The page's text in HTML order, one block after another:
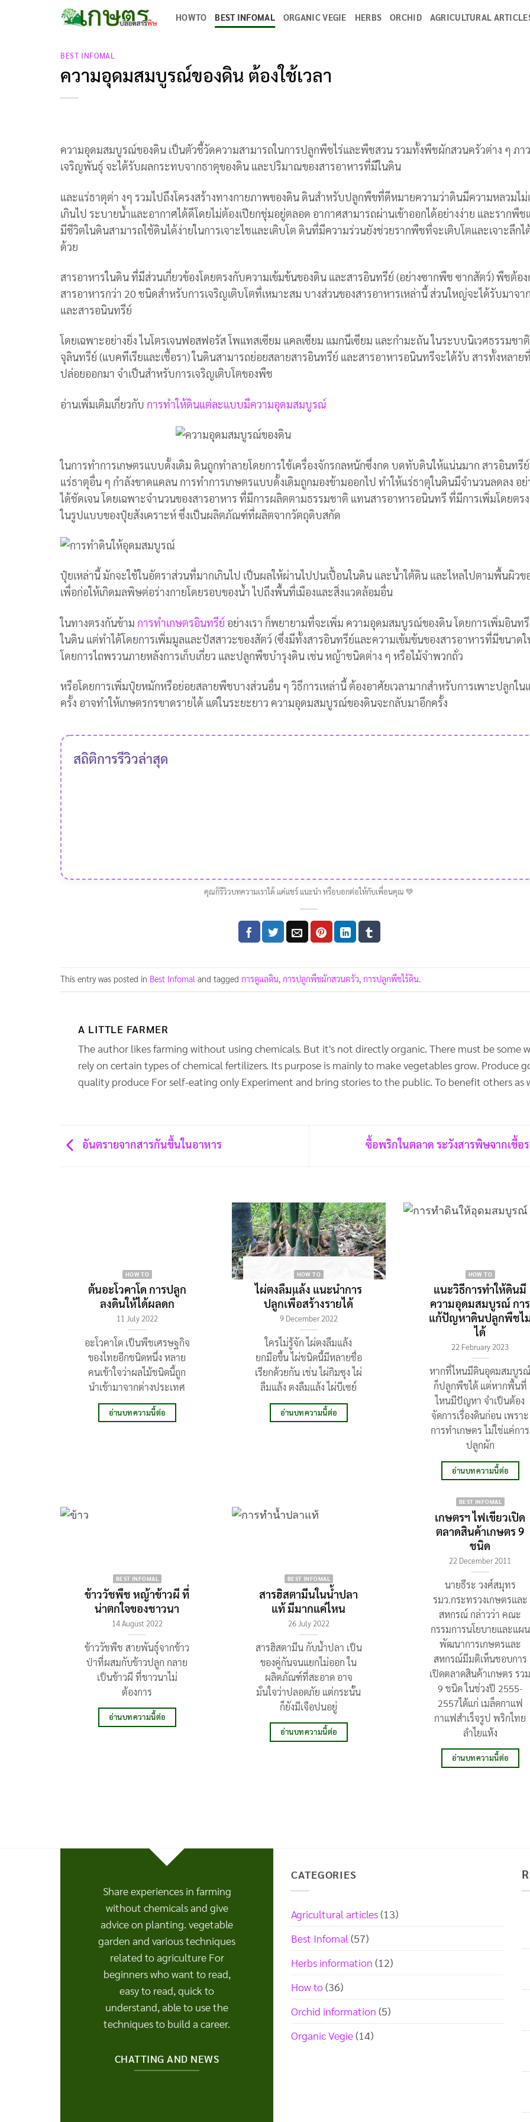
HOWTO BEST INFOMAL ORGANIC VEGIE HERBS ORCHID AGRICULTURAL
BEST INFOMAL
ความอุดมสมบูรณ์ของดิน ต้องใช้เวลา
ความอุดมสมบูรณ์ของดิน เป็นตัวชี้วัดความสามารถในการปลูกพืชไร่และพืชสวน รวมทั้งพืชผักสวนครัวต่าง ๆ ภา
เจริญพันธุ์ จะได้รับผลกระทบจากธาตุของดิน และปริมาณของสารอาหารที่มีในดิน
และแร่ธาตุต่า งๆ รวมไปถึงโครงสร้างทางกายภาพของดิน ดินสำหรับปลูกพืขที่ดีหมายความว่าดินมีความหลวมไ
เกินไป ระบายน้ำและอากาศได้ดีโดยไม่ต้องเปียกชุ่มอยู่ตลอด อากาศสามารถผ่านเข้าออกได้อย่างง่าย และรากพืช
มีชีวิตในดินสามารถใช้ดินได้ง่ายในการเจาะไชและเติบโต ดินที่มีความร่วนยังช่วยรากพืชที่จะเติบโตและเจาะลึกไ
ด้วย
สารอาหารในดิน ที่มีส่วนเกี่ยวข้องโดยตรงกับความเข้มข้นของดิน และสารอินทรีย์ (อย่างซากพืช ซากสัตว์) พืชต้อง
สารอาหารกว่า 20 ชนิดสำหรับการเจริญเติบโตที่เหมาะสม บางส่วนของสารอาหารเหล่านี้ ส่วนใหญ่จะได้รับมาจา
และสารอนินทรีย์
โดยเฉพาะอย่างยิ่ง ไนโตรเจนฟอสฟอรัส โพแทสเซียม แคลเซียม แมกนีเซียม และกำมะถัน ในระบบนิเวศธรรมชาติ
จุลินทรีย์ (แบคทีเรียและเชื้อรา) ในดินสามารถย่อยสลายสารอินทรีย์ และสารอาหารอนินทรีจะได้รับ สารทั้งหลาย
ปล่อยออกมา จำเป็นสำหรับการเจริญเติบโตของพืช
อ่านเพิ่มเติมเกี่ยวกับ การทำให้ดินแต่ละแบบมีความอุดมสมบูรณ์
ในการทำการเกษตรแบบดั้งเดิม ดินถูกทำลายโดยการใช้เครื่องจักรกลหนักซึ่งกด บดทับดินให้แน่นมาก สารอินทรี
แร่ธาตุอื่น ๆ กำลังขาดแคลน การทำการเกษตรแบบดั้งเดิมถูกมองข้ามออกไป ทำให้แร่ธาตุในดินมีจำนวนลดลง อย่
ได้ชัดเจน โดยเฉพาะจำนวนของสารอาหาร ที่มีการผลิตตามธรรมชาติ แทนสารอาหารอนินทรี ที่มีการเพิ่มโดยตร
ในรูปแบบของปุ๋ยสังเคราะห์ ซึ่งเป็นผลิตภัณฑ์ที่ผลิตจากวัตถ​​ุดิบสกัด
ปุ๋ยเหล่านี้ มักจะใช้ในอัตราส่วนที่มากเกินไป เป็นผลให้ผ่านไปปนเปื้อนในดิน และน้ำใต้ดิน และไหลไปตามพื้นผิวข
เพื่อก่อให้เกิดมลพิษต่อร่างกายโดยรอบของน้ำ ไปถึงพื้นที่เมืองและสิ่งแวดล้อมอื่น
ในทางตรงกันข้าม การทำเกษตรอินทรีย์ อย่างเรา ก็พยายามที่จะเพิ่ม ความอุดมสมบูรณ์ของดิน โดยการเพิ่มอินท
ในดิน แต่ทำได้โดยการเพิ่มมูลและปัสสาวะของสัตว์ (ซึ่งมีทั้งสารอินทรีย์และความเข้มข้นของสารอาหารที่มีขนาด
โดยการไถพรวนภายหลังการเก็บเกี่ยว และปลูกพืชบำรุงดิน เช่น หญ้าชนิดต่าง ๆ หรือไม้จำพวกถั่ว
หรือโดยการเพิ่มปุ๋ยหมักหรือย่อยสลายพืชบางส่วนอื่น ๆ วิธีการเหล่านี้ ต้องอาศัยเวลามากสำหรับการเพาะปลูกใน
ครั้ง อาจทำให้เกษตรกรขาดรายได้ แต่ในระยะยาว ความอุดมสมบูรณ์ของดินจะกลับมาอีกครั้ง
สถิติการรีวิวล่าสุด
คุณก็รีวิวบทความเราได้ แค่แชร์ แนะนำ หรือบอกต่อให้กับเพื่อนคุณ 💚
This entry was posted in Best Infomal and tagged การดูแลดิน, การปลูกพืชผักสวนครัว, การปลูกพืชไร้ดิน.
A LITTLE FARMER
The author likes farming without using chemicals. But it's not directly organic. There must be some
rely on certain types of chemical fertilizers. Its purpose is mainly to make vegetables grow. Produce
quality produce For self-eating only Experiment and bring stories to the public. To benefit others as
อันตรายจากสารกันชื้นในอาหาร ซื้อพริกในตลาด ระวังสารพิษจากเชื้อ
HOW TO
ต้นอะโวคาโด การปลูก
ลงดินให้ได้ผลดก
11 July 2022
อะโวคาโด เป็นพืชเศรษฐกิจ
ของไทยอีกชนิดหนึ่ง หลาย
คนเข้าใจว่าผลไม้ชนิดนี้ถูก
นำเข้ามาจากต่างประเทศ
อ่านบทความนี้ต่อ
HOW TO
ไผ่ตงลืมแล้ง แนะนำการ
ปลูกเพื่อสร้างรายได้
9 December 2022
ใครไม่รู้จัก ไผ่ตงลืมแล้ง
ยกมือขึ้น ไผ่ชนิดนี้มีหลายชื่อ
เรียกด้วยกัน เช่น ไผ่กิมซุง ไผ่
ลืมแล้ง ตงลืมแล้ง ไผ่บีเซย์
อ่านบทความนี้ต่อ
HOW TO
แนะวิธีการทำให้ดินมี
ความอุดมสมบูรณ์ การ
แก้ปัญหาดินปลูกพืชไ
ได้
22 February 2023
หากที่ไหนมีดินอุดมสมบูร
ก็ปลูกพืชได้ แต่หากพื้นที่
ไหนมีปัญหา จำเป็นต้อง
จัดการเรื่องดินก่อน เพราะ
การทำเกษตร ไม่ใช่แค่การ
ปลูกผัก
อ่านบทความนี้ต่อ
BEST INFOMAL
ข้าววัชพืช หญ้าข้าวผี ที่
น่าตกใจของชาวนา
14 August 2022
ข้าววัชพืช สายพันธุ์จากข้าว
ป่าที่ผสมกับข้าวปลูก กลาย
เป็นข้าวผี ที่ชาวนาไม่
ต้องการ
อ่านบทความนี้ต่อ
BEST INFOMAL
สารฮิสตามีนในน้ำปลา
แท้ มีมากแค่ไหน
26 July 2022
สารฮิสตามีน กับน้ำปลา เป็น
ของคู่กันจนแยกไม่ออก ใน
ผลิตภัณฑ์ที่สะอาด อาจ
มั่นใจว่าปลอดภัย แต่กระนั้น
ก็ยังมีเจือปนอยู่
อ่านบทความนี้ต่อ
BEST INFOMAL
เกษตรฯ ไฟเขียวเปิด
ตลาดสินค้าเกษตร 9
ชนิด
22 December 2011
นายธีระ วงศ์สมุทร
รมว.กระทรวงเกษตรและ
สหกรณ์ กล่าวว่า คณะ
กรรมการนโยบายและแผน
พัฒนาการเกษตรและ
สหกรณ์มีมติเห็นชอบการ
เปิดตลาดสินค้าเกษตร รว
9 ชนิด ในช่วงปี 2555-
2557ได้แก่ เมล็ดกาแฟ
กาแฟสำเร็จรูป พริกไทย
ลำไยแห้ง
อ่านบทความนี้ต่อ
Share experiences in farming
without chemicals and give
advice on planting. vegetable
garden and various techniques
related to agriculture For
beginners who want to read,
easy to read, quick to
understand, able to use the
techniques to build a career.
CHATTING AND NEWS
CATEGORIES
Agricultural articles(13)
Best Infomal (57)
Herbs information (12)
How to(36)
Orchid information (5)
Organic Vegie(14)